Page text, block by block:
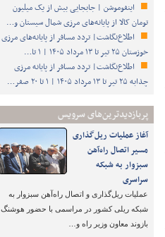
اینفوموشن | جابجایی بیش از یک میلیون
تومان کالا از پایانه‌های مرزی شمال سیستان و…
اطلاع‌نگاشت| تردد مسافر از پایانه‌های مرزی
خوزستان ۲۵ تیر تا ۱۳ مرداد ۱۴۰۵ | ۱ تا…
اطلاع‌نگاشت| تردد مسافر از پایانه‌ مرزی
چذابه ۲۵ تیر تا ۱۳ مرداد ۱۴۰۵ | ۱ تا ۲۰ صفر…
پربازدیدترین‌های سرویس
آغاز عملیات ریل‌گذاری
مسیر اتصال راه‌آهن
سبزوار به شبکه
سراسری
عملیات ریل‌گذاری و اتصال راه‌آهن سبزوار به
شبکه ریلی کشور در مراسمی با حضور هوشنگ
بازوند معاون وزیر راه و…